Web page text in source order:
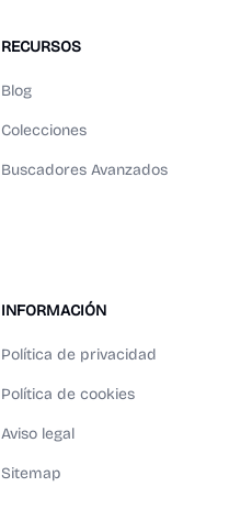
RECURSOS
Blog
Colecciones
Buscadores Avanzados
INFORMACIÓN
Política de privacidad
Política de cookies
Aviso legal
Sitemap